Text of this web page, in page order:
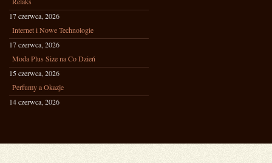
17 czerwca, 2026
Internet i Nowe Technologie
17 czerwca, 2026
Moda Plus Size na Co Dzień
15 czerwca, 2026
Perfumy a Okazje
14 czerwca, 2026